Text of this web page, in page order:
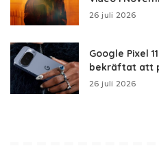
26 juli 2026
Google Pixel
bekräftat att
26 juli 2026